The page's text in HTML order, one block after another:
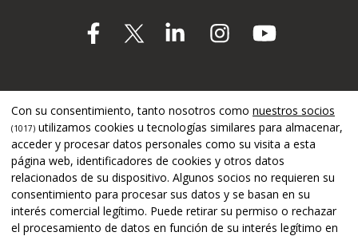
Con su consentimiento, tanto nosotros como nuestros socios
(1017) utilizamos cookies u tecnologías similares para almacenar,
acceder y procesar datos personales como su visita a esta
página web, identificadores de cookies y otros datos
relacionados de su dispositivo. Algunos socios no requieren su
consentimiento para procesar sus datos y se basan en su
interés comercial legítimo. Puede retirar su permiso o rechazar
el procesamiento de datos en función de su interés legítimo en